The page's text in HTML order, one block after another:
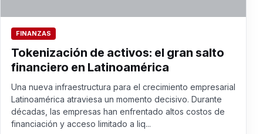
FINANZAS
Tokenización de activos: el gran salto
financiero en Latinoamérica
Una nueva infraestructura para el crecimiento empresarial
Latinoamérica atraviesa un momento decisivo. Durante
décadas, las empresas han enfrentado altos costos de
financiación y acceso limitado a liq...